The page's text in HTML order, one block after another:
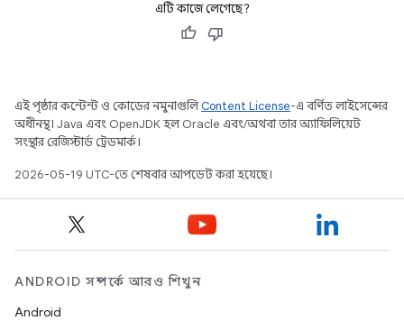
এটি কাজে লেগেছে?
এই পৃষ্ঠার কন্টেন্ট ও কোডের নমুনাগুলিContent License-এ বর্ণিত লাইসেন্সের
অধীনস্থ। Java এবং OpenJDK হল Oracle এবং/অথবা তার অ্যাফিলিয়েট
সংস্থার রেজিস্টার্ড ট্রেডমার্ক।
2026-05-19 UTC-তে শেষবার আপডেট করা হয়েছে।
ANDROID সম্পর্কে আরও শিখুন
Android